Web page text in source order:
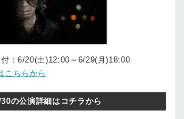
：6/20(土)12:00～6/29(月)18:00
こちらから
の公演詳細はコチラから